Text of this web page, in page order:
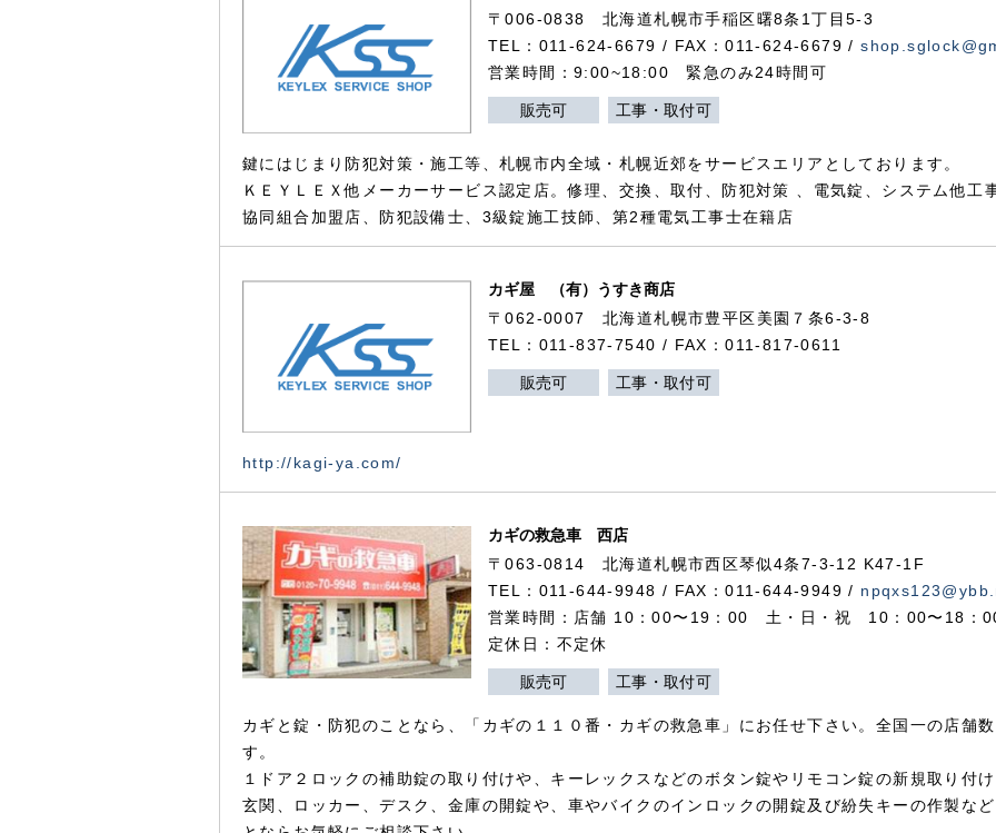
〒006-0838 北海道札幌市手稲区曙8条1丁目5-3
TEL：011-624-6679 / FAX：011-624-6679 /
営業時間：9:00~18:00 緊急のみ24時間可
販売可 工事・取付可
鍵にはじまり防犯対策・施工等、札幌市内全域・札幌近郊をサービスエリアとしております。
ＫＥＹＬＥＸ他メーカーサービス認定店。修理、交換、取付、防犯対策 、電気錠、システム他工
協同組合加盟店、防犯設備士、3級錠施工技師、第2種電気工事士在籍店
カギ屋 （有）うすき商店
〒062-0007 北海道札幌市豊平区美園７条6-3-8
TEL：011-837-7540 / FAX：011-817-0611
販売可 工事・取付可
http://kagi-ya.com/
カギの救急車 西店
〒063-0814 北海道札幌市西区琴似4条7-3-12 K47-1F
TEL：011-644-9948 / FAX：011-644-9949 /
営業時間：店舗 10：00〜19：00 土・日・祝 10：00〜18：
定休日：不定休
販売可 工事・取付可
カギと錠・防犯のことなら、「カギの１１０番・カギの救急車」にお任せ下さい。全国一の店舗
す。
１ドア２ロックの補助錠の取り付けや、キーレックスなどのボタン錠やリモコン錠の新規取り付
玄関、ロッカー、デスク、金庫の開錠や、車やバイクのインロックの開錠及び紛失キーの作製な